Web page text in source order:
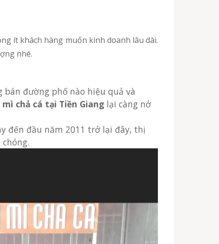
nhé.
chả cá tại Tiền Giang lại càng nở
đến đầu năm 2011 trở lại đây, thị